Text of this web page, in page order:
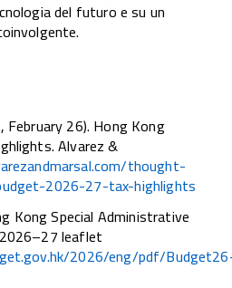
del futuro e su un
February 26). Hong Kong
Alvarez &
thought-
2026-27-tax-highlights
Kong Special Administrative
leaflet
2026/eng/pdf/